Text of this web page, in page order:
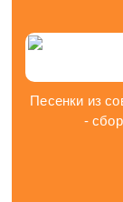
Песенки из
-